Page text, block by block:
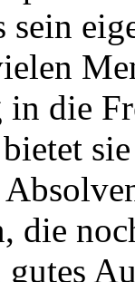
sein
in die
die